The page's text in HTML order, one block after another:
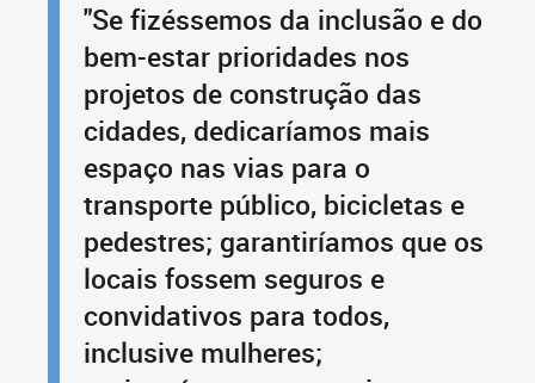
"Se fizéssemos da inclusão e do
bem-estar prioridades nos
projetos de construção das
cidades, dedicaríamos mais
espaço nas vias para o
transporte público, bicicletas e
pedestres; garantiríamos que os
locais fossem seguros e
convidativos para todos,
inclusive mulheres;